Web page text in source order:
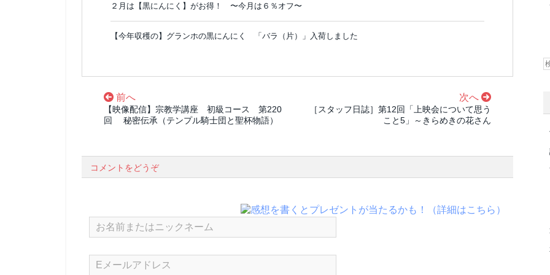
２月は【黒にんにく】がお得！ 〜今月は６％オフ〜
【今年収穫の】グランホの黒にんにく 「バラ（片）」入荷しました
前へ
【映像配信】宗教学講座 初級コース 第220
回 秘密伝承（テンプル騎士団と聖杯物語）
次へ
［スタッフ日誌］第12回「上映会について思う
こと5」～きらめきの花さん
コメントをどうぞ